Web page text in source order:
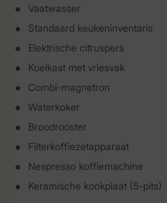
Vaatwasser
Standaard keukeninventaris
Elektrische citruspers
Koelkast met vriesvak
Combi-magnetron
Waterkoker
Broodrooster
Filterkoffiezetapparaat
Nespresso koffiemachine
Keramische kookplaat (5-pits)